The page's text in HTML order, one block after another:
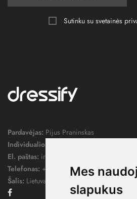
Mes
slapukus
Sutinku su svetainės
Pardavėjas: Pijus Praninskas
Individualios veiklos pažymos nr.:
El. paštas: info@dressify.lt
Telefonas: +370 676 78578
Šalis: Lietuva